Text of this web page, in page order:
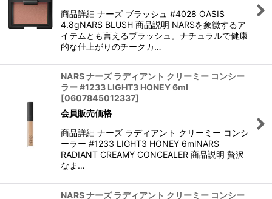
商品詳細 ナーズ ブラッシュ #4028 OASIS
4.8gNARS BLUSH 商品説明 NARSを象徴するア
イテムとも言えるブラッシュ。ナチュラルで健康
的な仕上がりのチークカ…
NARS ナーズ ラディアント クリーミー コンシー
ラー #1233 LIGHT3 HONEY 6ml
[0607845012337]
会員販売価格
商品詳細 ナーズ ラディアント クリーミー コンシ
ーラー #1233 LIGHT3 HONEY 6mlNARS
RADIANT CREAMY CONCEALER 商品説明 贅沢
なま…
NARS ナーズ ラディアント クリーミー コンシー